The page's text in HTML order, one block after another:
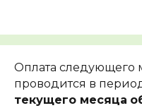
Оплата следующего
проводится в
текущего месяца